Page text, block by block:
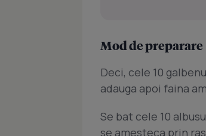
Mod de preparare
Deci, cele 10
adauga apoi faina
Se bat cele 10
se amesteca prin